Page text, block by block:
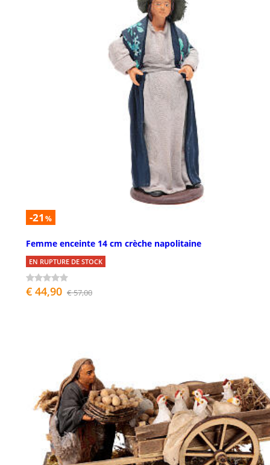
-21 %
Femme enceinte 14 cm crèche napolitaine
EN RUPTURE DE STOCK
€ 44,90 € 57,00